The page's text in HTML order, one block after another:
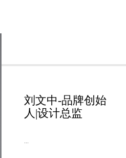
刘文中-品牌创始
人|设计总监
...